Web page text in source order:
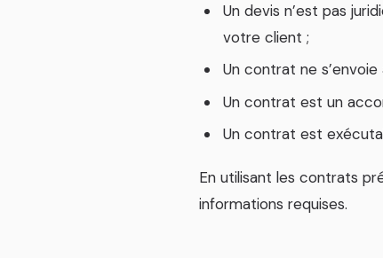
Un devis n’est pas
votre client ;
Un contrat ne
Un contrat est un
Un contrat est
En utilisant les contrats
informations requises.